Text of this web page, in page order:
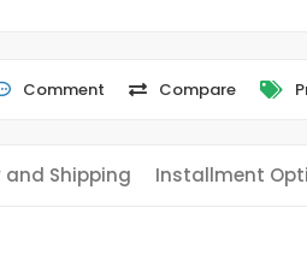
Comment Compare
and Shipping Installment